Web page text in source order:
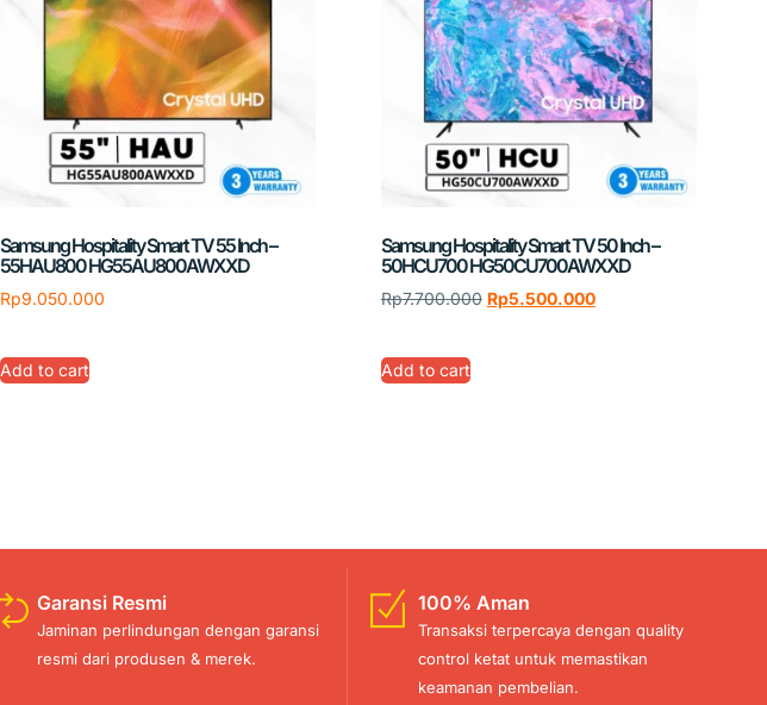
Samsung Hospitality Smart TV 55 Inch –
55HAU800 HG55AU800AWXXD
Rp9.050.000
Add to cart
Samsung Hospitality Smart TV 50 Inch –
50HCU700 HG50CU700AWXXD
Rp7.700.000 Rp5.500.000
Add to cart
Garansi Resmi
Jaminan perlindungan dengan garansi
resmi dari produsen & merek.
100% Aman
Transaksi terpercaya dengan quality
control ketat untuk memastikan
keamanan pembelian.